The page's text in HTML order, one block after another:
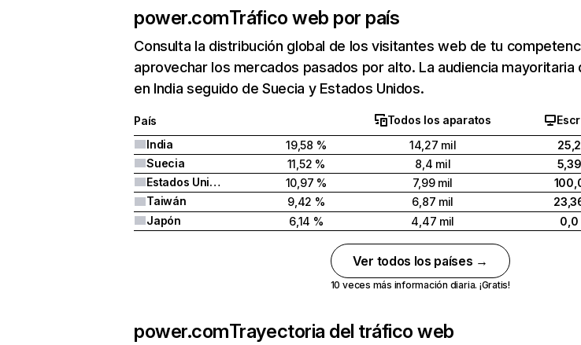
power.comTráfico web por país
Consulta la distribución global de los visitantes web de tu
aprovechar los mercados pasados por alto. La audiencia
en India seguido de Suecia y Estados Unidos.
País Todos los aparatos
India
19,58 % 14,27 mil
Suecia
11,52 % 8,4 mil
Estados Unidos
10,97 % 7,99 mil
Taiwán
9,42 % 6,87 mil
Japón
6,14 % 4,47 mil 0,0
Ver todos los países →
10 veces más información diaria. ¡Gratis!
power.comTrayectoria del tráfico web